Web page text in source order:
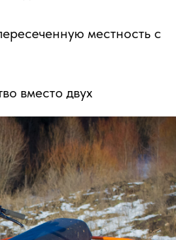
местность с
вместо двух